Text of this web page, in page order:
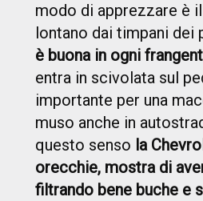
modo di apprezzare è
lontano dai timpani dei
è buona in ogni
entra in scivolata sul
importante per una
muso anche in
questo senso la
orecchie, mostra di
filtrando bene buche e